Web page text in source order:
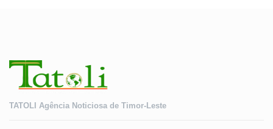
TATOLI Agência Noticiosa de Timor-Leste